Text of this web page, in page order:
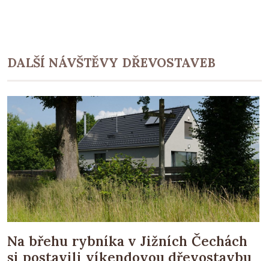
DALŠÍ NÁVŠTĚVY DŘEVOSTAVEB
Na břehu rybníka v Jižních Čechách
si postavili víkendovou dřevostavbu